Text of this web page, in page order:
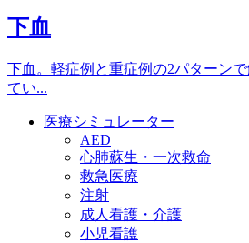
下血
下血。軽症例と重症例の2パターン
てい...
医療シミュレーター
AED
心肺蘇生・一次救命
救急医療
注射
成人看護・介護
小児看護